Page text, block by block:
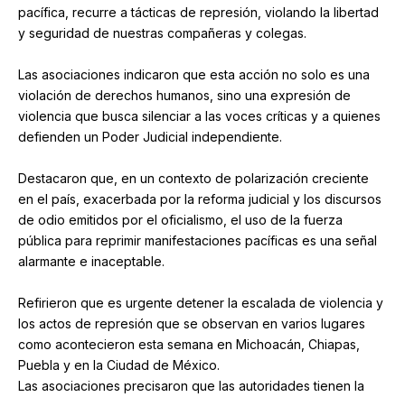
pacífica, recurre a tácticas de represión, violando la libertad
y seguridad de nuestras compañeras y colegas.
Las asociaciones indicaron que esta acción no solo es una
violación de derechos humanos, sino una expresión de
violencia que busca silenciar a las voces críticas y a quienes
defienden un Poder Judicial independiente.
Destacaron que, en un contexto de polarización creciente
en el país, exacerbada por la reforma judicial y los discursos
de odio emitidos por el oficialismo, el uso de la fuerza
pública para reprimir manifestaciones pacíficas es una señal
alarmante e inaceptable.
Refirieron que es urgente detener la escalada de violencia y
los actos de represión que se observan en varios lugares
como acontecieron esta semana en Michoacán, Chiapas,
Puebla y en la Ciudad de México.
Las asociaciones precisaron que las autoridades tienen la